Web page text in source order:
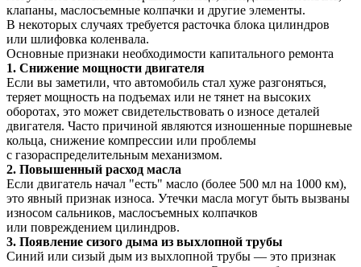
клапаны, маслосъемные колпачки и другие элементы.
В некоторых случаях требуется расточка блока цилиндров
или шлифовка коленвала.
Основные признаки необходимости капитального ремонта
1. Снижение мощности двигателя
Если вы заметили, что автомобиль стал хуже разгоняться,
теряет мощность на подъемах или не тянет на высоких
оборотах, это может свидетельствовать о износе деталей
двигателя. Часто причиной являются изношенные поршневые
кольца, снижение компрессии или проблемы
с газораспределительным механизмом.
2. Повышенный расход масла
Если двигатель начал "есть" масло (более 500 мл на 1000 км),
это явный признак износа. Утечки масла могут быть вызваны
износом сальников, маслосъемных колпачков
или повреждением цилиндров.
3. Появление сизого дыма из выхлопной трубы
Синий или сизый дым из выхлопной трубы — это признак